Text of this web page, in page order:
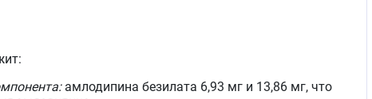
амлодипина безилата 6,93 мг и 13,86 мг, что